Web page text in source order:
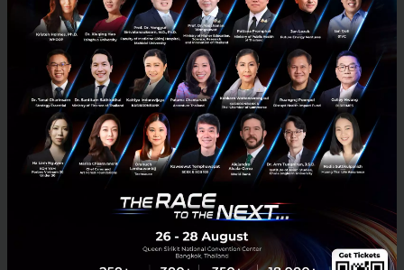
คำถามสำคัญคือ... อภิมหาความต้องการจากฝั่ง AI ในครั้งนี้
จะยิ่งใหญ่พอที่จะทำลายวัฏจักรเดิมๆ ทิ้งไปได้เลยหรือไม่?
หรือท้ายที่สุดแล้ว ประวัติศาสตร์ของอุตสาหกรรมชิปก็จะ
กลับมาซ้ำรอยเดิม?
อ้างอิงfinancecharts,thememoryguy,tradingkey,
quartr ,finance.biggo